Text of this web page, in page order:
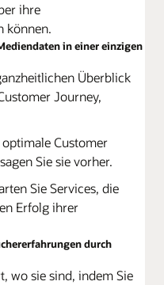
ihre
können.
in einer einzigen
Überblick
Journey,
Customer
Sie sie vorher.
Sie Services, die
Erfolg ihrer
durch
wo sie sind, indem Sie